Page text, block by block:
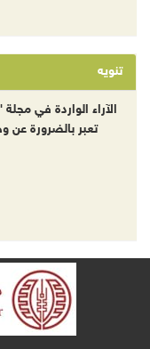
تنويه
الآراء الواردة في مجلة
تعبر بالضرورة عن